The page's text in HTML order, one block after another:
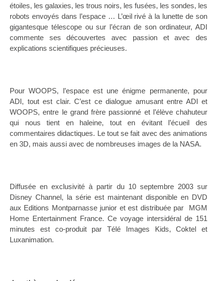
étoiles, les galaxies, les trous noirs, les fusées, les sondes, les
robots envoyés dans l’espace … L’œil rivé à la lunette de son
gigantesque télescope ou sur l’écran de son ordinateur, ADI
commente ses découvertes avec passion et avec des
explications scientifiques précieuses.
Pour WOOPS, l’espace est une énigme permanente, pour
ADI, tout est clair. C’est ce dialogue amusant entre ADI et
WOOPS, entre le grand frère passionné et l’élève chahuteur
qui nous tient en haleine, tout en évitant l’écueil des
commentaires didactiques. Le tout se fait avec des animations
en 3D, mais aussi avec de nombreuses images de la NASA.
Diffusée en exclusivité à partir du 10 septembre 2003 sur
Disney Channel, la série est maintenant disponible en DVD
aux Editions Montparnasse junior et est distribuée par MGM
Home Entertainment France. Ce voyage intersidéral de 151
minutes est co-produit par Télé Images Kids, Coktel et
Luxanimation.